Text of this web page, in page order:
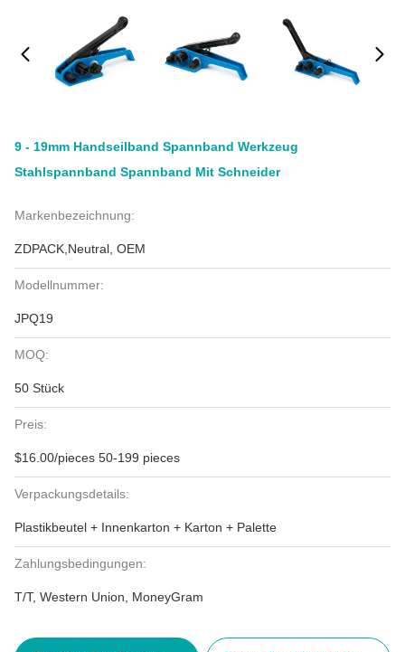
9 - 19mm Handseilband Spannband Werkzeug
Stahlspannband Spannband Mit Schneider
Markenbezeichnung:
ZDPACK,Neutral, OEM
Modellnummer:
JPQ19
MOQ:
50 Stück
Preis:
$16.00/pieces 50-199 pieces
Verpackungsdetails:
Plastikbeutel + Innenkarton + Karton + Palette
Zahlungsbedingungen:
T/T, Western Union, MoneyGram